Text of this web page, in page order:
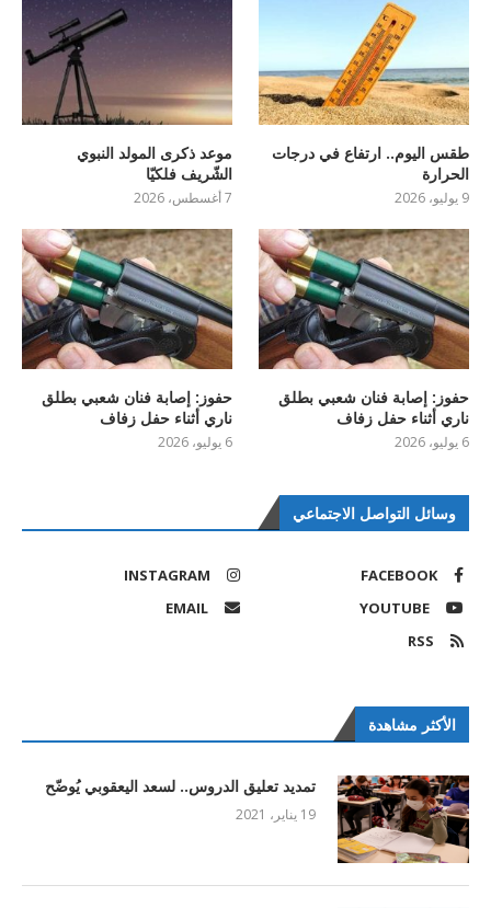
موعد ذكرى المولد النبوي
الشّريف فلكيّا
7 أغسطس، 2026
طقس اليوم.. ارتفاع في درجات
الحرارة
9 يوليو، 2026
حفوز: إصابة فنان شعبي بطلق
ناري أثناء حفل زفاف
6 يوليو، 2026
حفوز: إصابة فنان شعبي بطلق
ناري أثناء حفل زفاف
6 يوليو، 2026
وسائل التواصل الاجتماعي
FACEBOOK
INSTAGRAM
YOUTUBE
EMAIL
RSS
الأكثر مشاهدة
تمديد تعليق الدروس.. لسعد اليعقوبي يُوضّح
19 يناير، 2021